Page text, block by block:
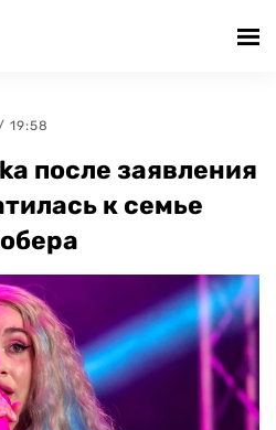
19:58
после заявления
к семье